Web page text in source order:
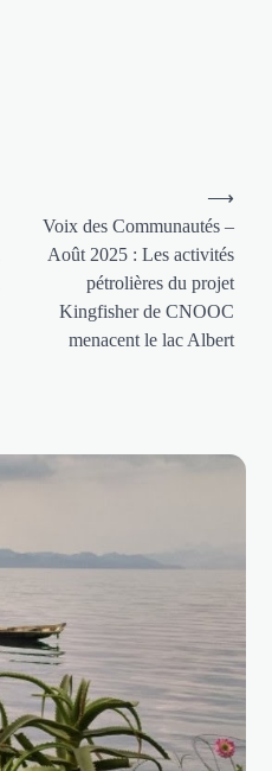
Voix des Communautés –
Août 2025 : Les activités
pétrolières du projet
Kingfisher de CNOOC
menacent le lac Albert
⟶